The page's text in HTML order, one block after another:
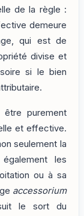
de la règle :
demeure
qui est de
divise et
si le bien
purement
et effective.
seulement la
les
ou à sa
accessorium
le sort du